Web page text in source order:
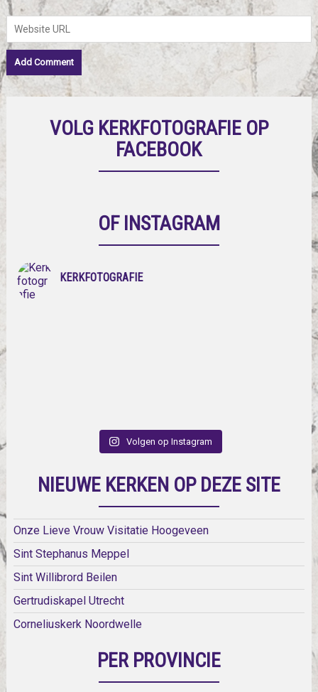
VOLG KERKFOTOGRAFIE OP
FACEBOOK
OF INSTAGRAM
KERKFOTOGRAFIE
Volgen op Instagram
NIEUWE KERKEN OP DEZE SITE
Onze Lieve Vrouw Visitatie Hoogeveen
Sint Stephanus Meppel
Sint Willibrord Beilen
Gertrudiskapel Utrecht
Corneliuskerk Noordwelle
PER PROVINCIE